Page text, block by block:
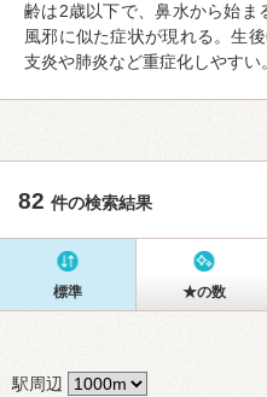
齢は2歳以下で、鼻水から始ま
風邪に似た症状が現れる。生
支炎や肺炎など重症化しやすい
82 件の検索結果
標準 ★の数
駅周辺